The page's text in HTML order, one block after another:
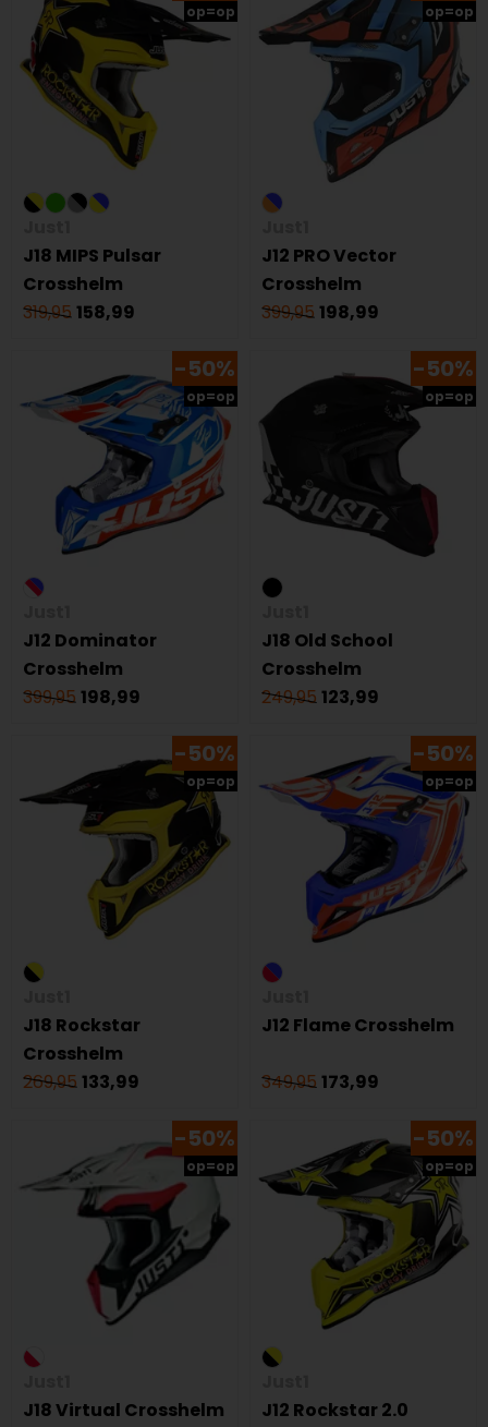
op=op
J18 MIPS Pulsar
Crosshelm
319,95 158,99
op=op
J12 PRO Vector
Crosshelm
399,95198,99
-50%
op=op
J12 Dominator
Crosshelm
399,95198,99
-50%
op=op
J18 Old School
Crosshelm
249,95123,99
-50%
op=op
J18 Rockstar
Crosshelm
269,95133,99
-50%
op=op
J12 Flame Crosshelm
349,95173,99
-50%
op=op
J18 Virtual Crosshelm
-50%
op=op
J12 Rockstar 2.0